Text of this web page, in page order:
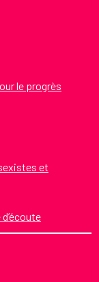
le progrès
et